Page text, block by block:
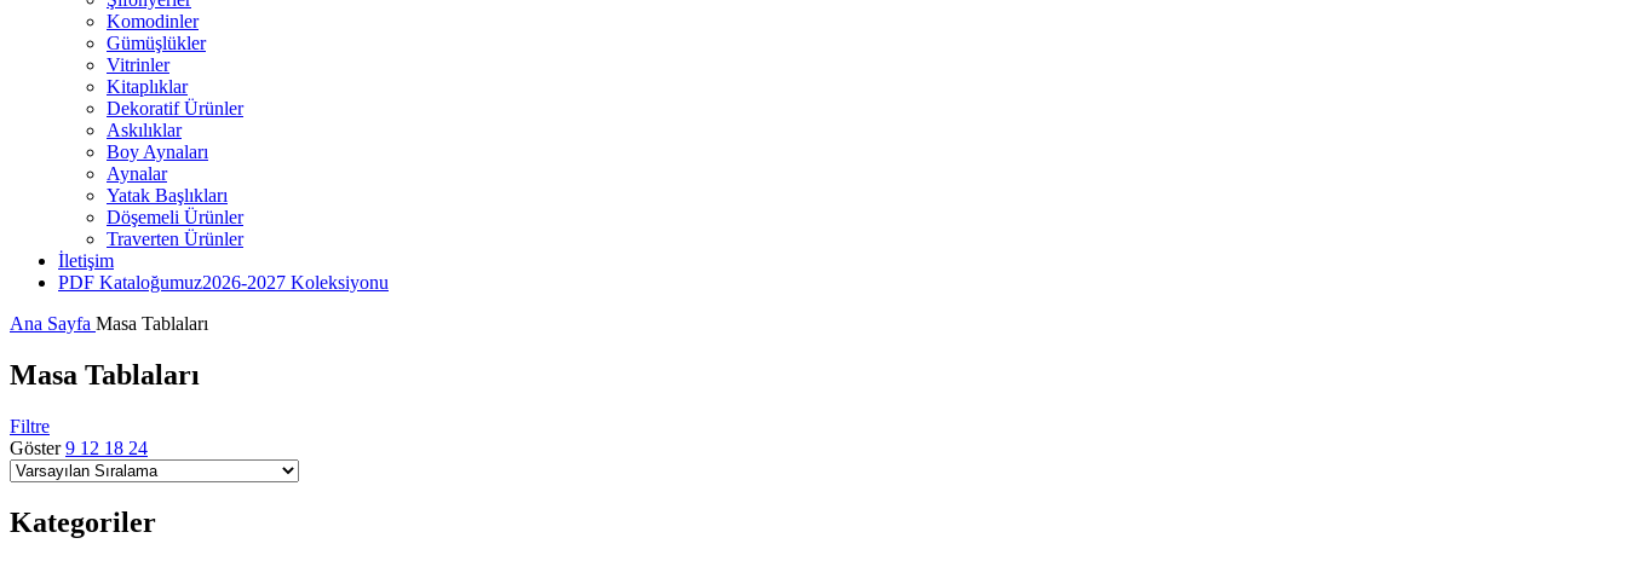
Komodinler
Gümüşlükler
Vitrinler
Kitaplıklar
Dekoratif Ürünler
Askılıklar
Boy Aynaları
Aynalar
Yatak Başlıkları
Döşemeli Ürünler
Traverten Ürünler
İletişim
PDF Kataloğumuz2026-2027 Koleksiyonu
Ana Sayfa Masa Tablaları
Masa Tablaları
Filtre
Göster9 12 18 24
Kategoriler